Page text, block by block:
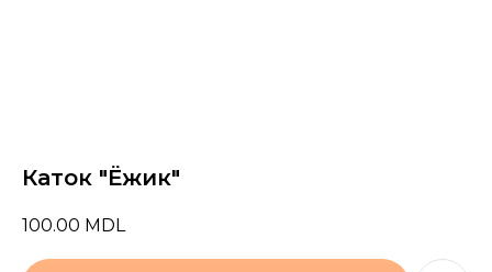
Каток "Ёжик"
100.00 MDL